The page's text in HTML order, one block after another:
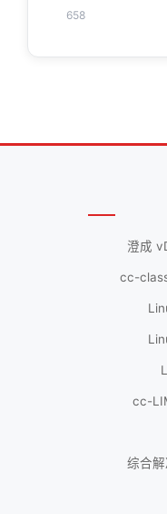
658
澄成
cc-
cc-
综合解